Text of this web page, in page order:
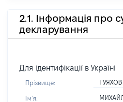
2.1. Інформація про
декларування
Для ідентифікації в Україні
Прізвище: ТУЯХОВ
Імʼя: